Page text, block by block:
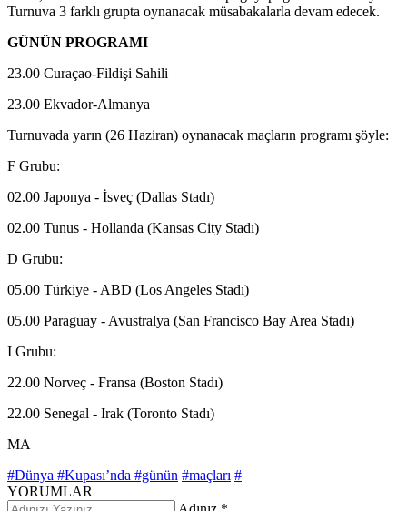
Turnuva 3 farklı grupta oynanacak müsabakalarla devam edecek.
GÜNÜN PROGRAMI
23.00 Curaçao-Fildişi Sahili
23.00 Ekvador-Almanya
Turnuvada yarın (26 Haziran) oynanacak maçların programı şöyle:
F Grubu:
02.00 Japonya - İsveç (Dallas Stadı)
02.00 Tunus - Hollanda (Kansas City Stadı)
D Grubu:
05.00 Türkiye - ABD (Los Angeles Stadı)
05.00 Paraguay - Avustralya (San Francisco Bay Area Stadı)
I Grubu:
22.00 Norveç - Fransa (Boston Stadı)
22.00 Senegal - Irak (Toronto Stadı)
MA
#Dünya #Kupası’nda #günün #maçları #
YORUMLAR